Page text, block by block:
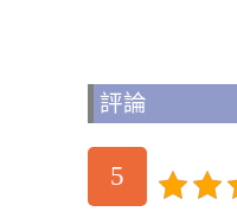
評論
5